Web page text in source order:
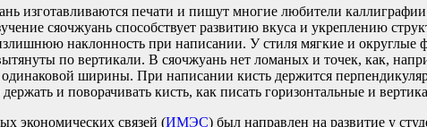
изготавливаются печати и пишут многие любители
сяочжуань способствует развитию вкуса и укреплению
наклонность при написании. У стиля мягкие и
по вертикали. В сяочжуань нет ломаных и точек, как,
ширины. При написании кисть держится
и поворачивать кисть, как писать горизонтальные и
экономических связей (ИМЭС) был направлен на развитие у